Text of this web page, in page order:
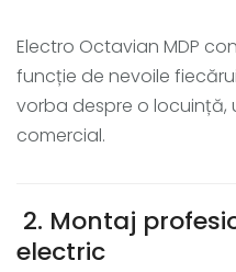
Electro Octavian MDP
funcție de nevoile
vorba despre o locuință,
comercial.
2. Montaj
electric